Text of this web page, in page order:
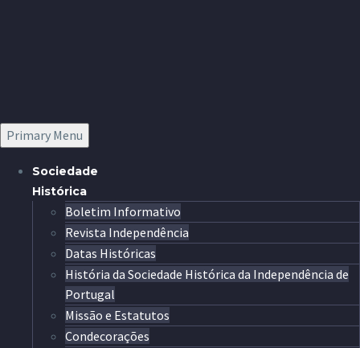
Primary Menu
Sociedade
Histórica
Boletim Informativo
Revista Independência
Datas Históricas
História da Sociedade Histórica da Independência de
Portugal
Missão e Estatutos
Condecorações